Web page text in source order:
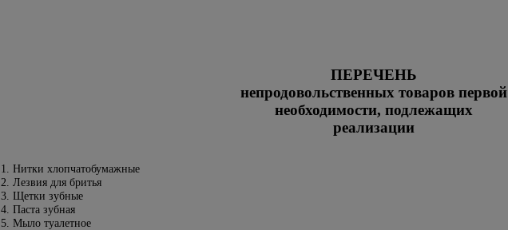
ПЕРЕЧЕНЬ
непродовольственных товаров первой
необходимости, подлежащих
реализации
1. Нитки хлопчатобумажные
2. Лезвия для бритья
3. Щетки зубные
4. Паста зубная
5. Мыло туалетное